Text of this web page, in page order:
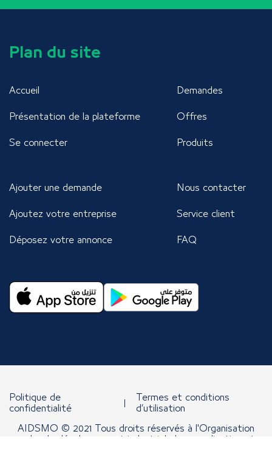
Plan du site
Accueil
Présentation de la plateforme
Se connecter
Demandes
Offres
Produits
Ajouter une demande
Ajoutez votre entreprise
Déposez votre annonce
Nous contacter
Service client
FAQ
Politique de
confidentialité
Termes et conditions
d’utilisation
AIDSMO © 2021 Tous droits réservés à l'Organisation